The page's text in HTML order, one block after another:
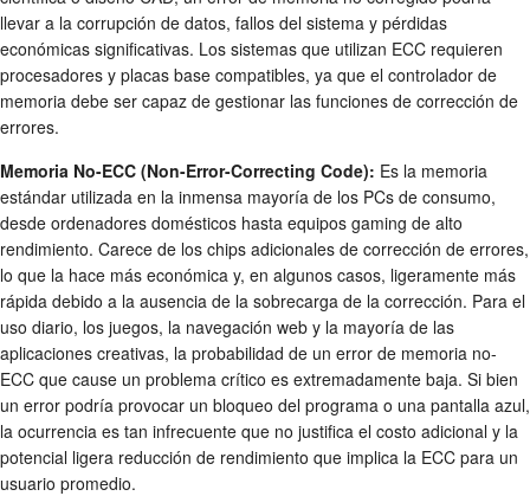
llevar a la corrupción de datos, fallos del sistema y pérdidas
económicas significativas. Los sistemas que utilizan ECC requieren
procesadores y placas base compatibles, ya que el controlador de
memoria debe ser capaz de gestionar las funciones de corrección de
errores.
Memoria No-ECC (Non-Error-Correcting Code): Es la memoria
estándar utilizada en la inmensa mayoría de los PCs de consumo,
desde ordenadores domésticos hasta equipos gaming de alto
rendimiento. Carece de los chips adicionales de corrección de errores,
lo que la hace más económica y, en algunos casos, ligeramente más
rápida debido a la ausencia de la sobrecarga de la corrección. Para el
uso diario, los juegos, la navegación web y la mayoría de las
aplicaciones creativas, la probabilidad de un error de memoria no-
ECC que cause un problema crítico es extremadamente baja. Si bien
un error podría provocar un bloqueo del programa o una pantalla azul,
la ocurrencia es tan infrecuente que no justifica el costo adicional y la
potencial ligera reducción de rendimiento que implica la ECC para un
usuario promedio.